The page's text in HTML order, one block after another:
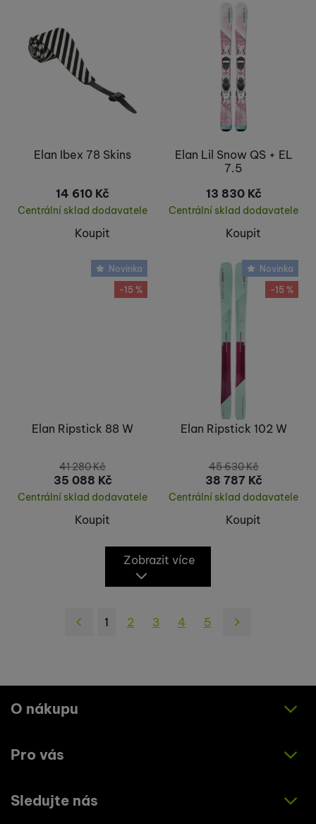
Elan Ibex 78 Skins
14 610 Kč
Centrální sklad dodavatele
Koupit
Elan Lil Snow QS + EL
7.5
13 830 Kč
Centrální sklad dodavatele
Koupit
Novinka
-15 %
Elan Ripstick 88 W
41 280Kč
35 088 Kč
Centrální sklad dodavatele
Koupit
Novinka
-15 %
Elan Ripstick 102 W
45 630Kč
38 787 Kč
Centrální sklad dodavatele
Koupit
Zobrazit více
1 2 3 4 5
následující
O nákupu
Jak nakupovat
Zásady ochrany osobních údajů
Pro vás
O nás
Sledujte nás